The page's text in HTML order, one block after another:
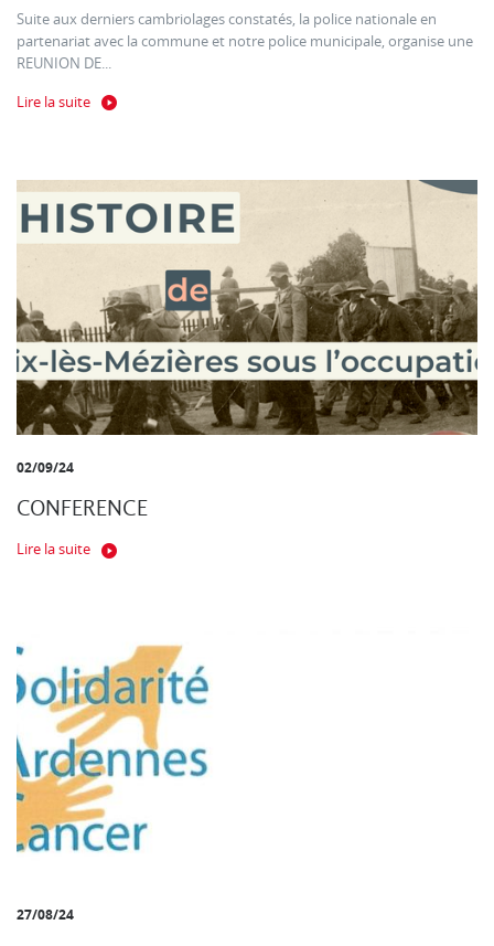
Suite aux derniers cambriolages constatés, la police nationale en
partenariat avec la commune et notre police municipale, organise une
REUNION DE...
Lire la suite
02/09/24
CONFERENCE
Lire la suite
27/08/24